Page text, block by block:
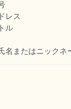
レス
ル
名またはニックネ